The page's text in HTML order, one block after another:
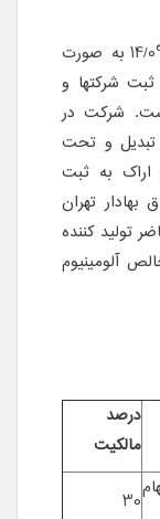
شرکت آلومینیوم ایران در تاریخ 14/09/1346 به صورت
شرکت­ها و
شرکت در
عام تبدیل و تحت
اراک به ثبت
بورس اوراق بهادار تهران
تولید کننده
آلومینیوم
درصد
مالکیت
30